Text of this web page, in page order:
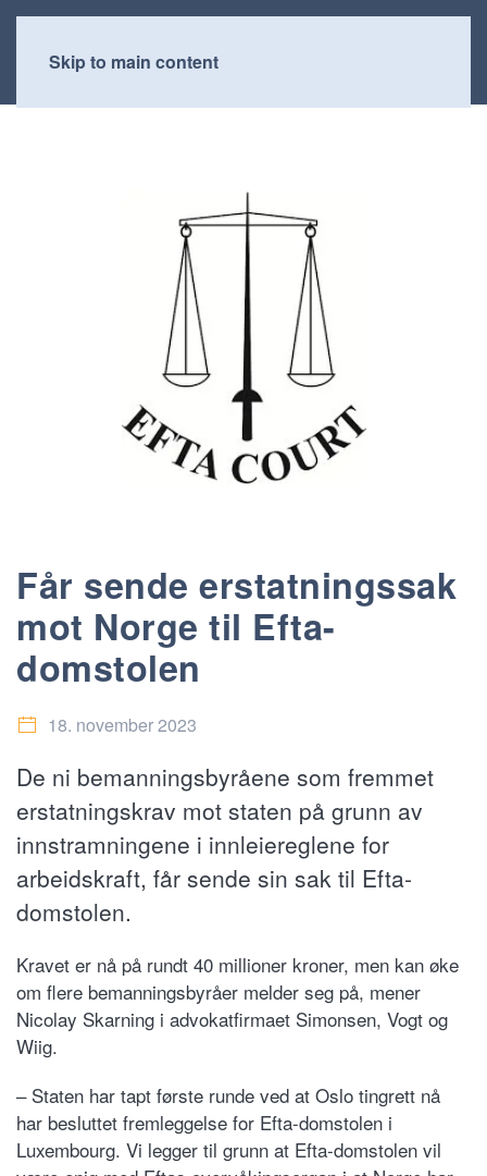
Skip to main content
Får sende erstatningssak
mot Norge til Efta-
domstolen
18. november 2023
De ni bemanningsbyråene som fremmet
erstatningskrav mot staten på grunn av
innstramningene i innleiereglene for
arbeidskraft, får sende sin sak til Efta-
domstolen.
Kravet er nå på rundt 40 millioner kroner, men kan øke
om flere bemanningsbyråer melder seg på, mener
Nicolay Skarning i advokatfirmaet Simonsen, Vogt og
Wiig.
– Staten har tapt første runde ved at Oslo tingrett nå
har besluttet fremleggelse for Efta-domstolen i
Luxembourg. Vi legger til grunn at Efta-domstolen vil